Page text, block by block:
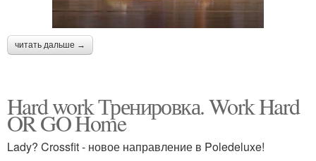
читать дальше →
Hard work Тренировка. Work Hard
OR GO Home
Lady? Crossfit - новое направление в Poledeluxe!